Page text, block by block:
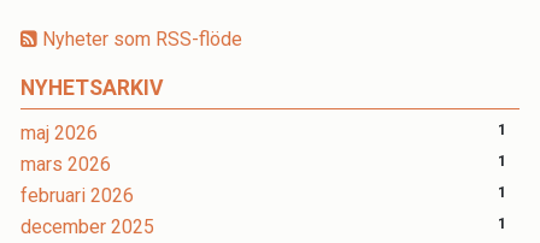
Nyheter som RSS-flöde
NYHETSARKIV
maj 2026 1
mars 2026 1
februari 2026 1
december 2025 1